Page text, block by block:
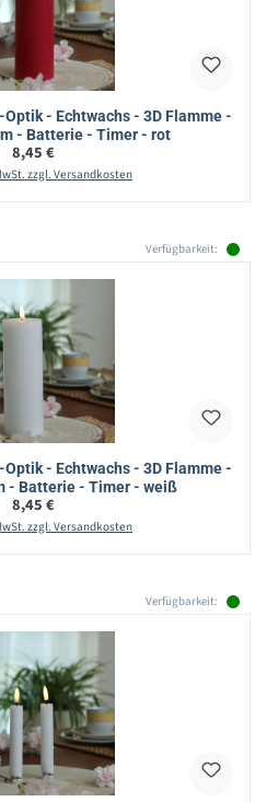
Optik - Echtwachs - 3D Flamme -
- Batterie - Timer - rot
Regulärer Preis:
8,45 €
zzgl. Versandkosten
Verfügbarkeit:
Optik - Echtwachs - 3D Flamme -
- Batterie - Timer - weiß
Regulärer Preis:
8,45 €
zzgl. Versandkosten
Verfügbarkeit: